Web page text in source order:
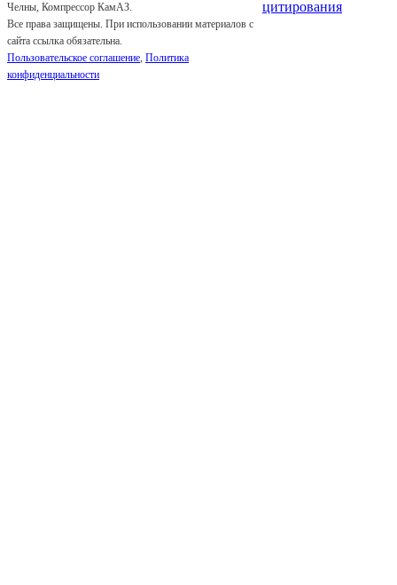
Челны, Компрессор КамАЗ.
Все права защищены. При использовании материалов с
сайта ссылка обязательна.
Пользовательское соглашение, Политика
конфиденциальности